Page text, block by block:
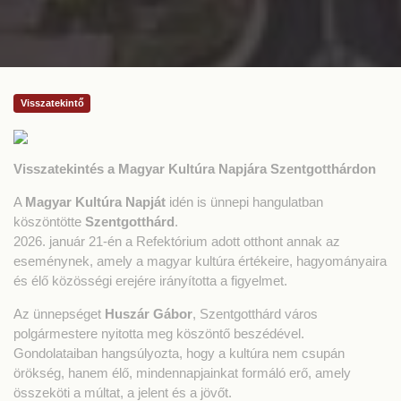
Visszatekintő
Visszatekintés a Magyar Kultúra Napjára Szentgotthárdon
A Magyar Kultúra Napját idén is ünnepi hangulatban
köszöntötte Szentgotthárd.
2026. január 21-én a Refektórium adott otthont annak az
eseménynek, amely a magyar kultúra értékeire, hagyományaira
és élő közösségi erejére irányította a figyelmet.
Az ünnepséget Huszár Gábor, Szentgotthárd város
polgármestere nyitotta meg köszöntő beszédével.
Gondolataiban hangsúlyozta, hogy a kultúra nem csupán
örökség, hanem élő, mindennapjainkat formáló erő, amely
összeköti a múltat, a jelent és a jövőt.